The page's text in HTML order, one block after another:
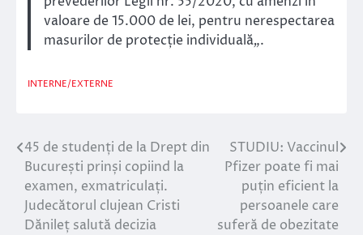
valoare de 15.000 de lei, pentru nerespectarea
masurilor de protecție individuală„.
INTERNE/EXTERNE
Navigare
în
articole
45 de studenți de la Drept din
București prinși copiind la
examen, exmatriculați.
Judecătorul clujean Cristi
Dănileț salută decizia
STUDIU: Vaccinul
Pfizer poate fi mai
puțin eficient la
persoanele care
suferă de obezitate